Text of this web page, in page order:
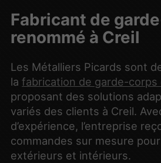
Fabricant de
renommé à Creil
Les Métalliers Picards sont
lafabrication de garde-corps
proposant des solutions
variés des clients à Creil.
d’expérience, l’entreprise
commandes sur mesure
extérieurs et intérieurs.